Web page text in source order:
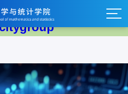
中国)有限公司-